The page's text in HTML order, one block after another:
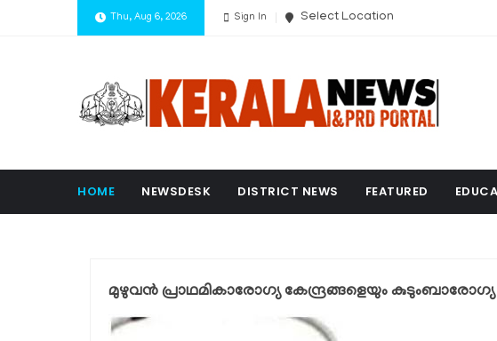
Thu, Aug 6, 2026 Sign In Select Location
HOME NEWSDESK DISTRICT NEWS FEATURED
മുഴുവന്‍ പ്രാഥമികാരോഗ്യ കേന്ദ്രങ്ങളെയും